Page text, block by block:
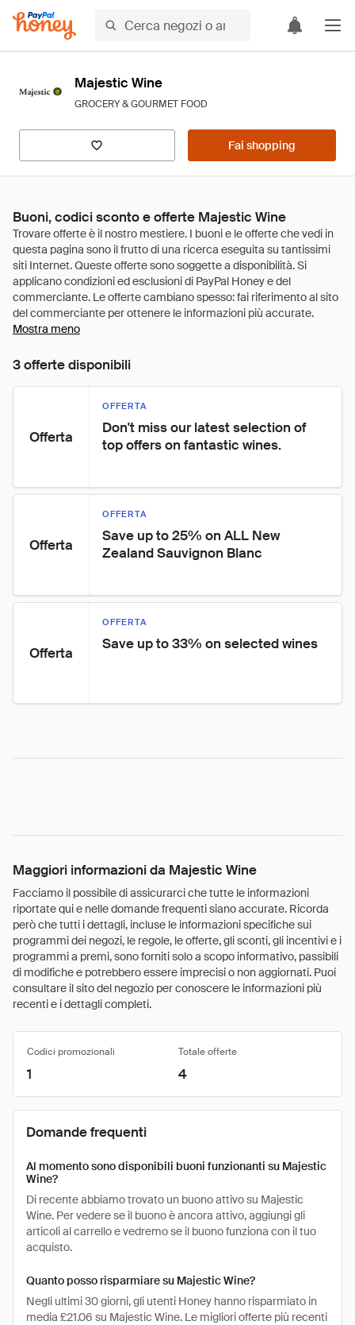
Majestic Wine
GROCERY & GOURMET FOOD
Fai shopping
Buoni, codici sconto e offerte Majestic Wine
Mostra meno
3 offerte disponibili
Offerta
OFFERTA
Don't miss our latest selection of
top offers on fantastic wines.
Offerta
OFFERTA
Save up to 25% on ALL New
Zealand Sauvignon Blanc
Offerta
OFFERTA
Save up to 33% on selected wines
Maggiori informazioni da Majestic Wine
Facciamo il possibile di assicurarci che tutte le informazioni
riportate qui e nelle domande frequenti siano accurate. Ricorda
però che tutti i dettagli, incluse le informazioni specifiche sui
programmi dei negozi, le regole, le offerte, gli sconti, gli incentivi e i
programmi a premi, sono forniti solo a scopo informativo, passibili
di modifiche e potrebbero essere imprecisi o non aggiornati. Puoi
consultare il sito del negozio per conoscere le informazioni più
recenti e i dettagli completi.
Codici promozionali Totale offerte
1 4
Domande frequenti
Al momento sono disponibili buoni funzionanti su Majestic
Wine?
Di recente abbiamo trovato un buono attivo su Majestic
Wine. Per vedere se il buono è ancora attivo, aggiungi gli
articoli al carrello e vedremo se il buono funziona con il tuo
acquisto.
Quanto posso risparmiare su Majestic Wine?
Negli ultimi 30 giorni, gli utenti Honey hanno risparmiato in
media £21.06 su Majestic Wine. Le migliori offerte più recenti